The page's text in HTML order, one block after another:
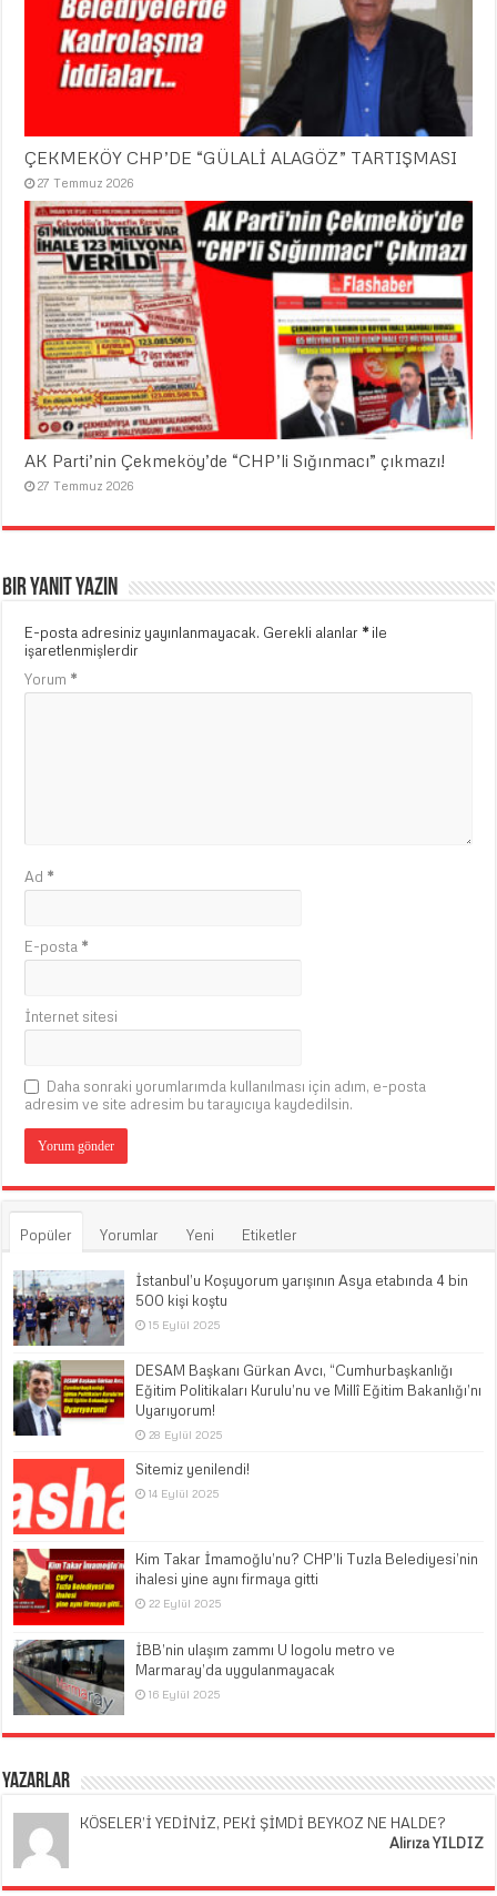
ÇEKMEKÖY CHP’DE “GÜLALİ ALAGÖZ” TARTIŞMASI
27 Temmuz 2026
AK Parti’nin Çekmeköy’de “CHP’li Sığınmacı” çıkmazı!
27 Temmuz 2026
Bir yanıt yazın
E-posta adresiniz yayınlanmayacak. Gerekli alanlar *ile
işaretlenmişlerdir
Yorum *
Ad *
E-posta *
İnternet sitesi
Daha sonraki yorumlarımda kullanılması için adım, e-posta
adresim ve site adresim bu tarayıcıya kaydedilsin.
Popüler Yorumlar Yeni Etiketler
İstanbul’u Koşuyorum yarışının Asya etabında 4 bin
500 kişi koştu
15 Eylül 2025
DESAM Başkanı Gürkan Avcı, “Cumhurbaşkanlığı
Eğitim Politikaları Kurulu’nu ve Millî Eğitim Bakanlığı’nı
Uyarıyorum!
28 Eylül 2025
Sitemiz yenilendi!
14 Eylül 2025
Kim Takar İmamoğlu’nu? CHP’li Tuzla Belediyesi’nin
ihalesi yine aynı firmaya gitti
22 Eylül 2025
İBB’nin ulaşım zammı U logolu metro ve
Marmaray’da uygulanmayacak
16 Eylül 2025
Yazarlar
KÖSELER’İ YEDİNİZ, PEKİ ŞİMDİ BEYKOZ NE HALDE?
Alirıza YILDIZ